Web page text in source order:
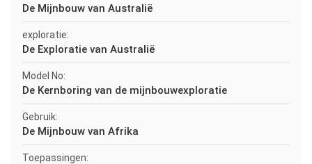
De Mijnbouw van Australië
exploratie:
De Exploratie van Australië
Model No:
De Kernboring van de mijnbouwexploratie
Gebruik:
De Mijnbouw van Afrika
Toepassingen: